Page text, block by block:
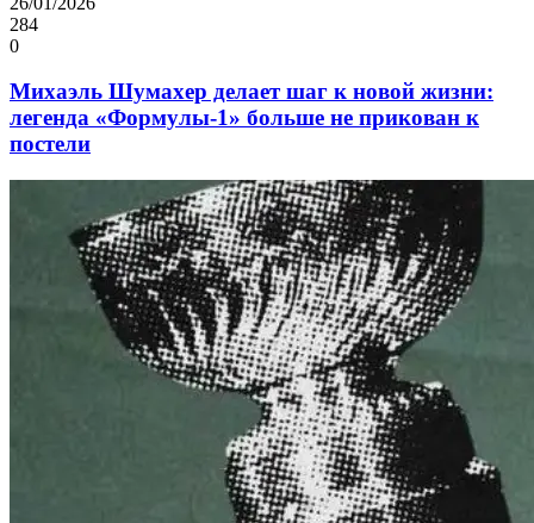
284
0
Михаэль Шумахер делает шаг к новой жизни:
легенда «Формулы-1» больше не прикован к
постели